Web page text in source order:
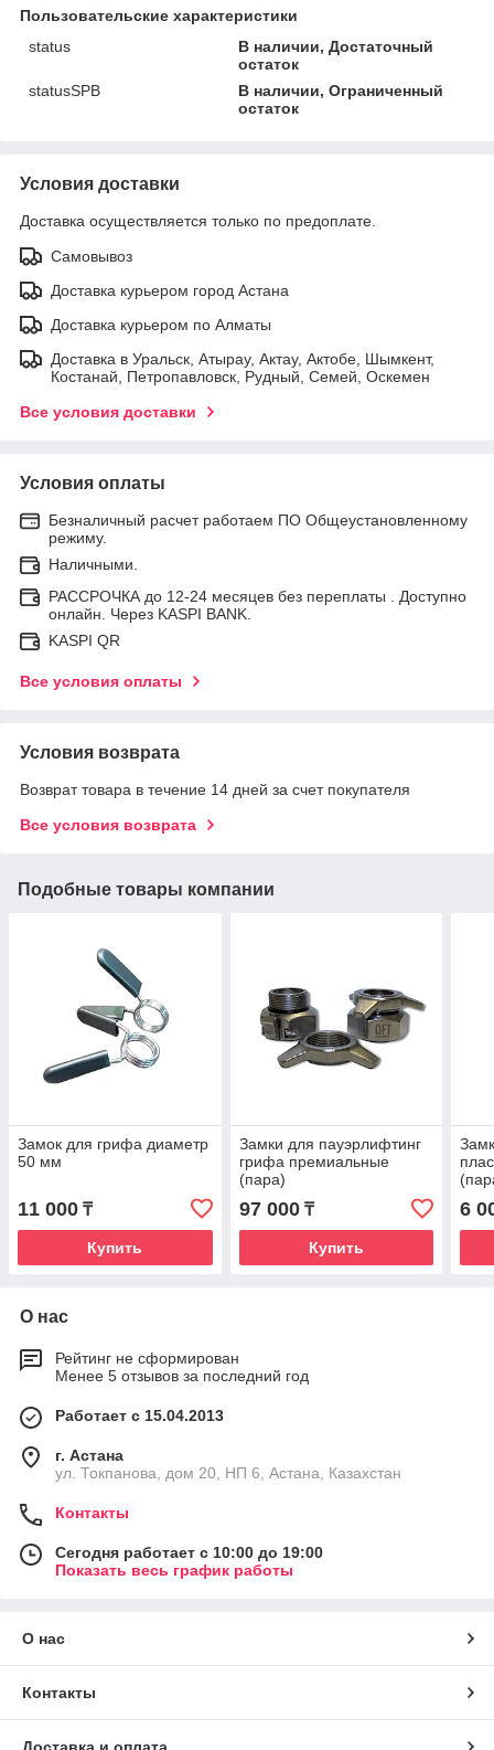
Пользовательские характеристики
status
В наличии, Достаточный
остаток
statusSPB
В наличии, Ограниченный
остаток
Условия доставки
Доставка осуществляется только по предоплате.
Самовывоз
Доставка курьером город Астана
Доставка курьером по Алматы
Доставка в Уральск, Атырау, Актау, Актобе, Шымкент,
Костанай, Петропавловск, Рудный, Семей, Оскемен
Все условия доставки
Условия оплаты
Безналичный расчет работаем ПО Общеустановленному
режиму.
Наличными.
РАССРОЧКА до 12-24 месяцев без переплаты . Доступно
онлайн. Через KASPI BANK.
KASPI QR
Все условия оплаты
Условия возврата
Возврат товара в течение 14 дней за счет покупателя
Все условия возврата
Подобные товары компании
Замок для грифа диаметр
50 мм
11 000 ₸
Купить
Замки для пауэрлифтинг
грифа премиальные
(пара)
97 000₸
Купить
6
О нас
Рейтинг не сформирован
Менее 5 отзывов за последний год
Работает с 15.04.2013
г. Астана
ул. Токпанова, дом 20, НП 6, Астана, Казахстан
Контакты
Сегодня работает с 10:00 до 19:00
Показать весь график работы
О нас
Контакты